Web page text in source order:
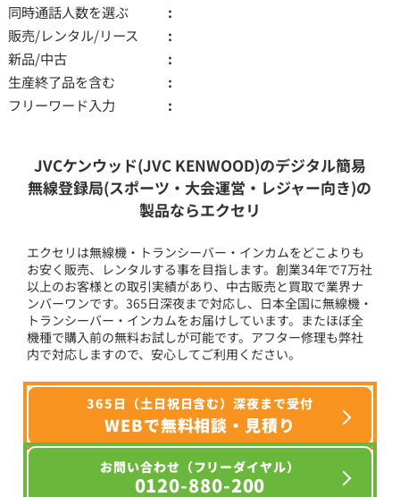
同時通話人数を選ぶ
販売/レンタル/リース
新品/中古
生産終了品を含む
フリーワード入力
JVCケンウッド(JVC KENWOOD)のデジタル簡易
無線登録局(スポーツ・大会運営・レジャー向き)の
製品ならエクセリ
エクセリは無線機・トランシーバー・インカムをどこよりも
お安く販売、レンタルする事を目指します。創業34年で7万社
以上のお客様との取引実績があり、中古販売と買取で業界ナ
ンバーワンです。365日深夜まで対応し、日本全国に無線機・
トランシーバー・インカムをお届けしています。またほぼ全
機種で購入前の無料お試しが可能です。アフター修理も弊社
内で対応しますので、安心してご利用ください。
365日（土日祝日含む）深夜まで受付
WEBで無料相談・見積り
お問い合わせ（フリーダイヤル）
0120-880-200